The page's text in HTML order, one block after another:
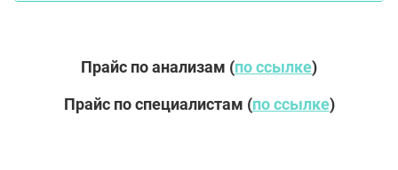
Прайс по анализам (по ссылке)
Прайс по специалистам (по ссылке)